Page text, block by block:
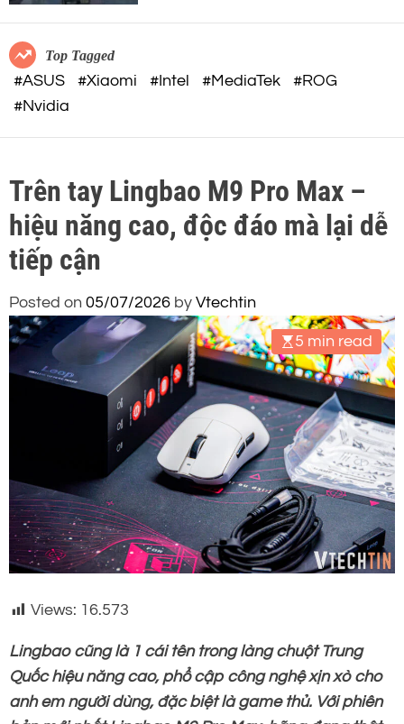
c
m
o
d
Top Tagged
#ASUS #Xiaomi #Intel #MediaTek
#ROG
#Nvidia
Trên tay Lingbao M9 Pro Max –
hiệu năng cao, độc đáo mà lại dễ
tiếp cận
Posted on 05/07/2026 by Vtechtin
5 min read
Views: 16.573
Lingbao cũng là 1 cái tên trong làng chuột Trung
Quốc hiệu năng cao, phổ cập công nghệ xịn xò cho
anh em người dùng, đặc biệt là game thủ. Với phiên